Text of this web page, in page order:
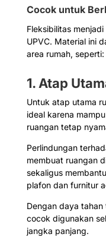
Cocok untuk
Fleksibilitas
UPVC. Material ini
area rumah, seperti:
1. Atap
Untuk atap utama
ideal karena
ruangan tetap
Perlindungan
membuat ruangan
sekaligus
plafon dan furnitur
Dengan daya
cocok digunakan
jangka panjang.